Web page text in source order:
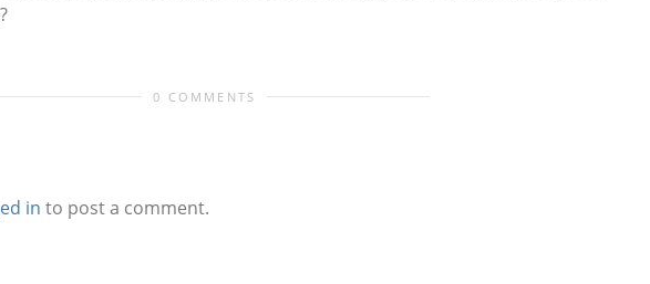
0 COMMENTS
in to post a comment.